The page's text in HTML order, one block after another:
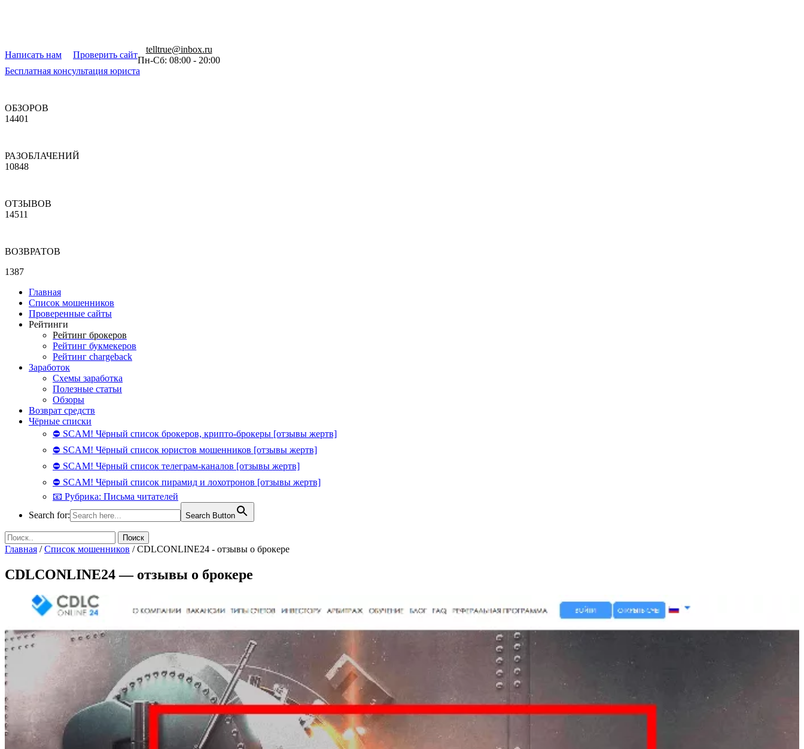
Написать нам Проверить сайт
telltrue@inbox.ru
Пн-Сб: 08:00 - 20:00
Бесплатная консультация юриста
ОБЗОРОВ
14401
РАЗОБЛАЧЕНИЙ
10848
ОТЗЫВОВ
14511
ВОЗВРАТОВ
1387
Главная
Список мошенников
Проверенные сайты
Рейтинги
Рейтинг брокеров
Рейтинг букмекеров
Рейтинг chargeback
Заработок
Схемы заработка
Полезные статьи
Обзоры
Возврат средств
Чёрные списки
⛔ SCAM! Чёрный список брокеров, крипто-брокеры [отзывы жертв]
⛔ SCAM! Чёрный список юристов мошенников [отзывы жертв]
⛔ SCAM! Чёрный список телеграм-каналов [отзывы жертв]
⛔ SCAM! Чёрный список пирамид и лохотронов [отзывы жертв]
📧 Рубрика: Письма читателей
Search for:
Search Button
Главная /Список мошенников /CDLCONLINE24 - отзывы о брокере
CDLCONLINE24 — отзывы о брокере